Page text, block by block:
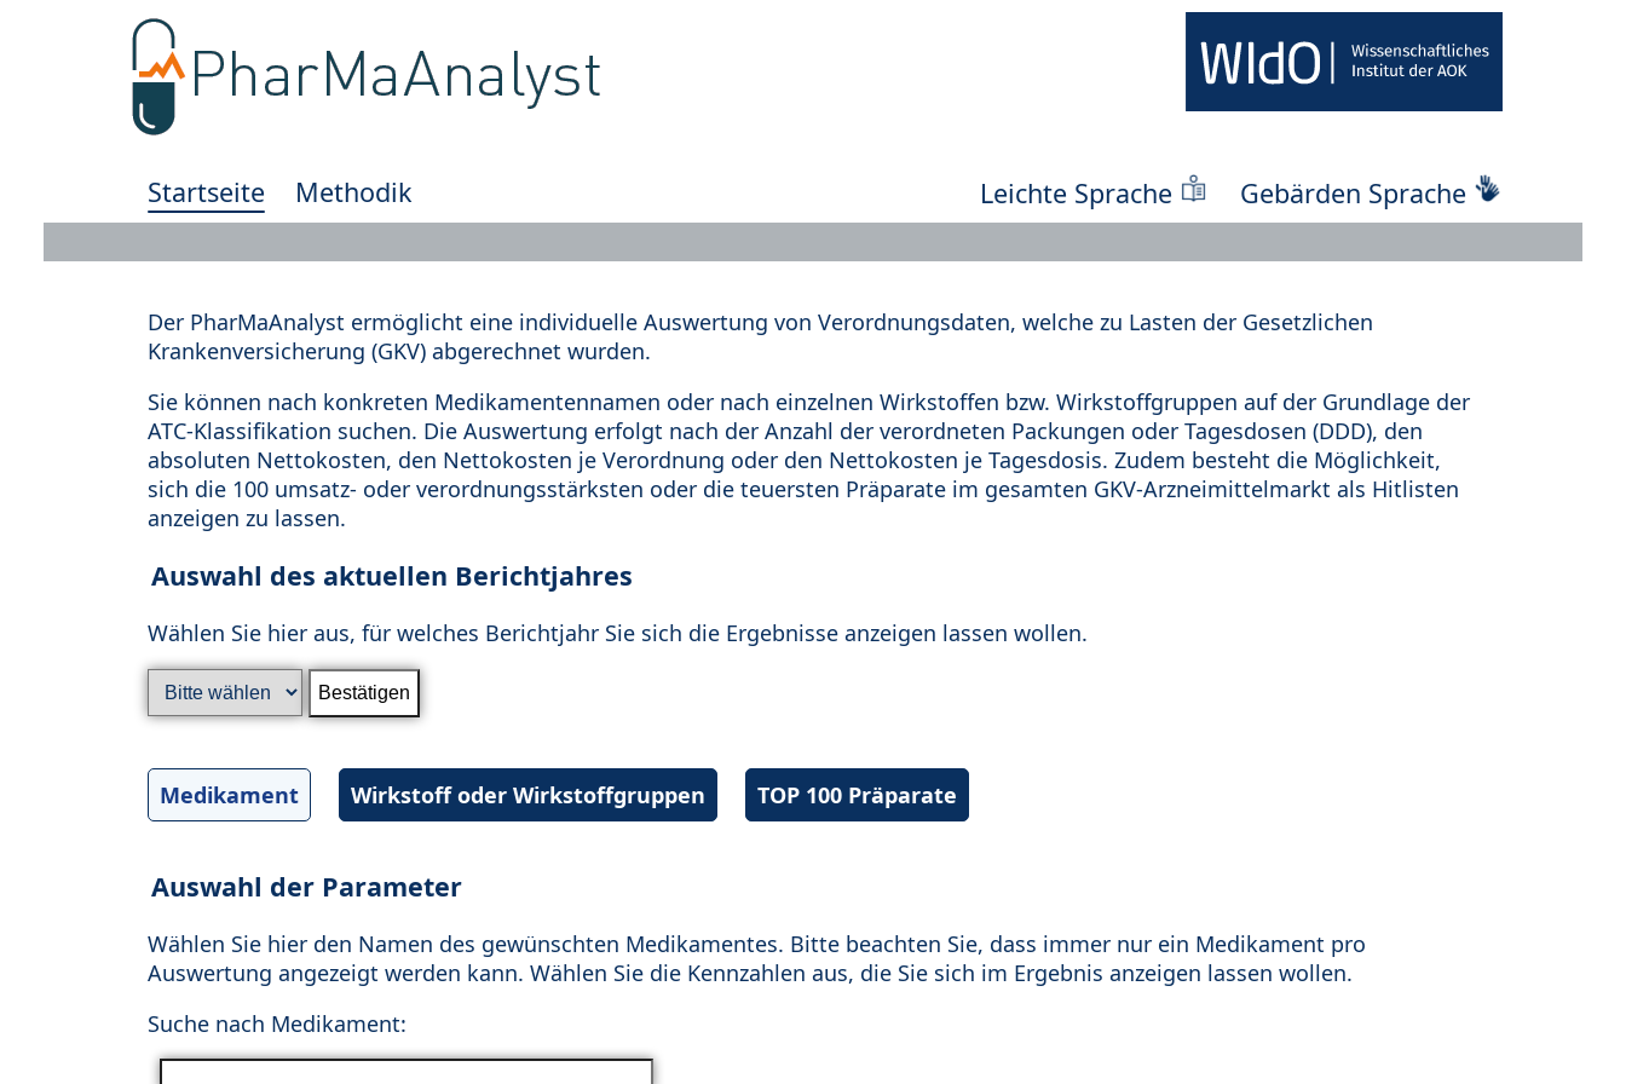
Startseite Methodik Leichte Sprache Gebärden Sprache
Der PharMaAnalyst ermöglicht eine individuelle Auswertung von Verordnungsdaten, welche zu Lasten der Gesetzlichen
Krankenversicherung (GKV) abgerechnet wurden.
Sie können nach konkreten Medikamentennamen oder nach einzelnen Wirkstoffen bzw. Wirkstoffgruppen auf der Grundlage der
ATC-Klassifikation suchen. Die Auswertung erfolgt nach der Anzahl der verordneten Packungen oder Tagesdosen (DDD), den
absoluten Nettokosten, den Nettokosten je Verordnung oder den Nettokosten je Tagesdosis. Zudem besteht die Möglichkeit,
sich die 100 umsatz- oder verordnungsstärksten oder die teuersten Präparate im gesamten GKV-Arzneimittelmarkt als Hitlisten
anzeigen zu lassen.
Auswahl des aktuellen Berichtjahres
Wählen Sie hier aus, für welches Berichtjahr Sie sich die Ergebnisse anzeigen lassen wollen.
Medikament Wirkstoff oder Wirkstoffgruppen TOP 100 Präparate
Auswahl der Parameter
Wählen Sie hier den Namen des gewünschten Medikamentes. Bitte beachten Sie, dass immer nur ein Medikament pro
Auswertung angezeigt werden kann. Wählen Sie die Kennzahlen aus, die Sie sich im Ergebnis anzeigen lassen wollen.
Suche nach Medikament: